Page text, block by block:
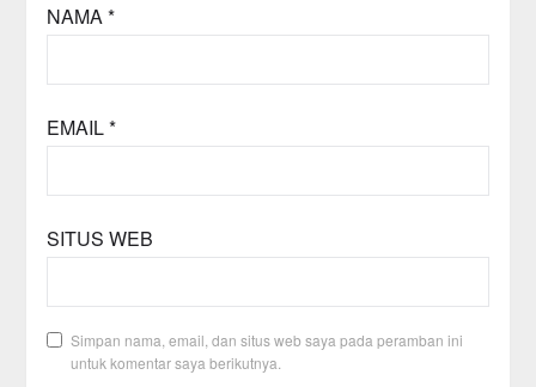
NAMA*
EMAIL*
SITUS WEB
Simpan nama, email, dan situs web saya pada peramban ini
untuk komentar saya berikutnya.